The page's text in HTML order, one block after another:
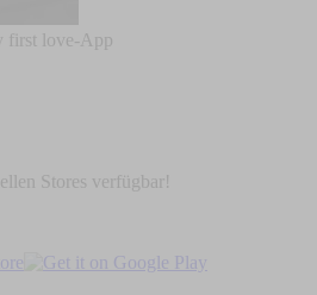
first love-App
Stores verfügbar!